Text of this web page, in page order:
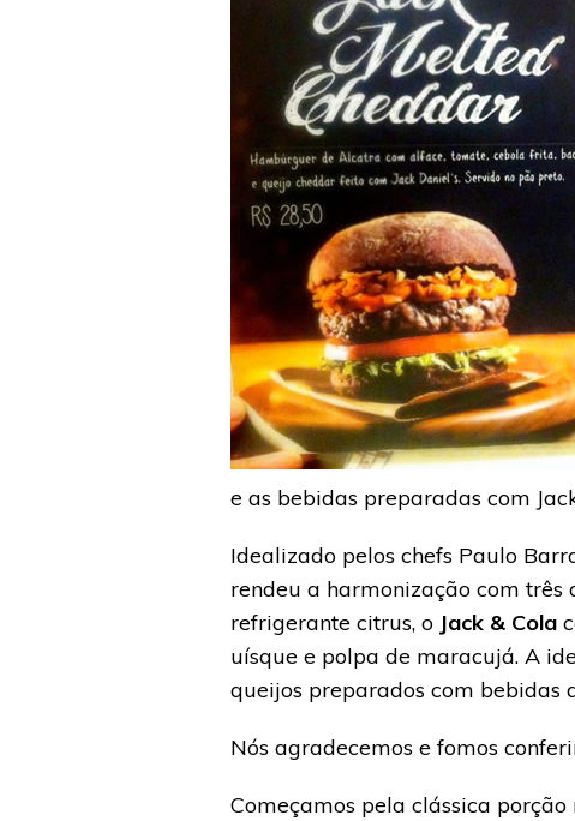
e as bebidas preparadas com
Idealizado pelos chefs Paulo
rendeu a harmonização com
refrigerante citrus, o Jack & Cola
uísque e polpa de maracujá. A
queijos preparados com bebidas
Nós agradecemos e fomos
Começamos pela clássica